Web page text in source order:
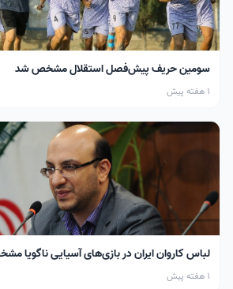
سومین حریف پیش‌فصل استقلال مشخص شد
1 هفته پیش
لباس کاروان ایران در بازی‌های آسیایی ناگویا
1 هفته پیش